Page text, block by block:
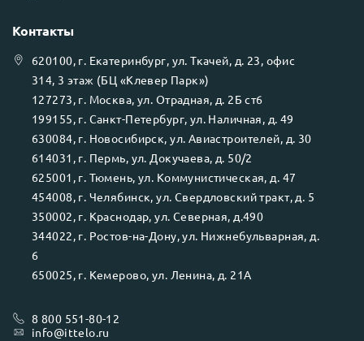
Контакты
620100, г. Екатеринбург, ул.Ткачей, д. 23, офис
314, 3 этаж (БЦ «Клевер Парк»)
127273, г. Москва, ул. Отрадная, д. 2Б ст6
199155, г. Санкт-Петербург, ул. Наличная, д. 49
630084, г. Новосибирск, ул. Авиастроителей, д. 30
614031 , г. Пермь, ул. Докучаева, д. 50/2
625001 , г. Тюмень, ул. Коммунистическая, д. 47
454008, г. Челябинск, ул. Свердловский тракт, д. 5
350002, г. Краснодар, ул. Северная, д.490
344022, г. Ростов-на-Дону, ул. Нижнебульварная, д.
6
650025, г. Кемерово, ул. Ленина, д. 21А
8 800 551-80-12
info@ittelo.ru